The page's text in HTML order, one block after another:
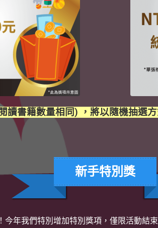
讀書籍數量相同) ，將以隨機抽選
新手特別獎
今年我們特別增加特別獎項，僅限活動結